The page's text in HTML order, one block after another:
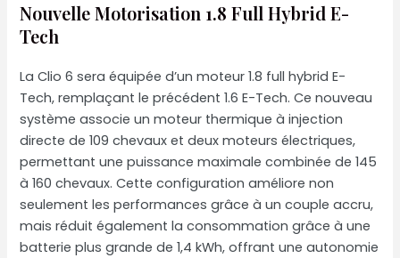
Nouvelle Motorisation 1.8 Full Hybrid E-
Tech
La Clio 6 sera équipée d’un moteur 1.8 full hybrid E-
Tech, remplaçant le précédent 1.6 E-Tech. Ce nouveau
système associe un moteur thermique à injection
directe de 109 chevaux et deux moteurs électriques,
permettant une puissance maximale combinée de 145
à 160 chevaux. Cette configuration améliore non
seulement les performances grâce à un couple accru,
mais réduit également la consommation grâce à une
batterie plus grande de 1,4 kWh, offrant une autonomie